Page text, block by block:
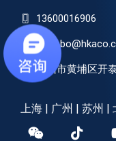
13600016906
广州市黄埔区开
上海 | 广州 | 苏州